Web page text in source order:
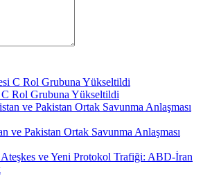
Rol Grubuna Yükseltildi
ve Pakistan Ortak Savunma Anlaşması